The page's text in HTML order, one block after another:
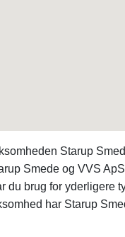
Starup
Smede og VVS
du brug for yderligere
har Starup